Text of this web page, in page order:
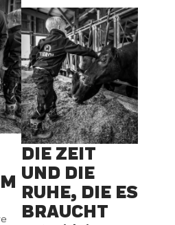
DIE ZEIT
UND DIE
RUHE, DIE ES
BRAUCHT